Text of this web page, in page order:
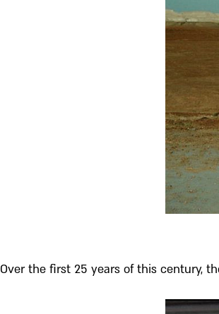
Over the first 25 years of this century,